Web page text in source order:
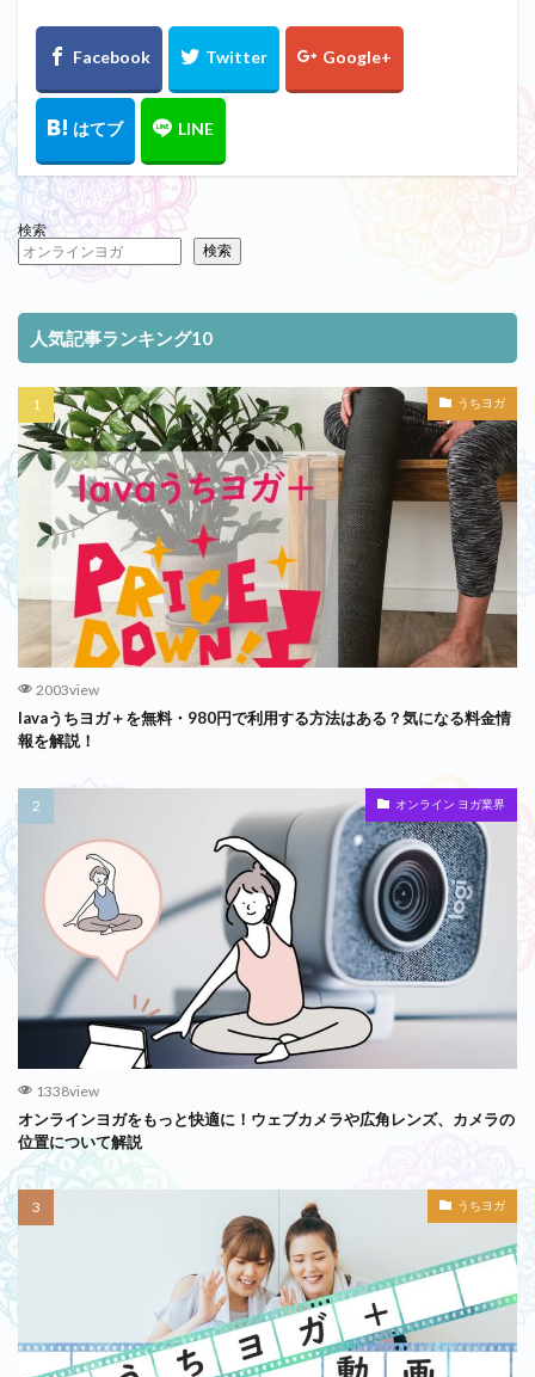
検索
検索
人気記事ランキング10
うちヨガ
2003view
lavaうちヨガ＋を無料・980円で利用する方法はある？気になる料金情
報を解説！
オンライン ヨガ業界
1338view
オンラインヨガをもっと快適に！ウェブカメラや広角レンズ、カメラの
位置について解説
うちヨガ